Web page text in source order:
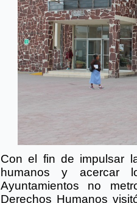
Con el fin de impulsar
humanos y acercar
Ayuntamientos no
Derechos Humanos